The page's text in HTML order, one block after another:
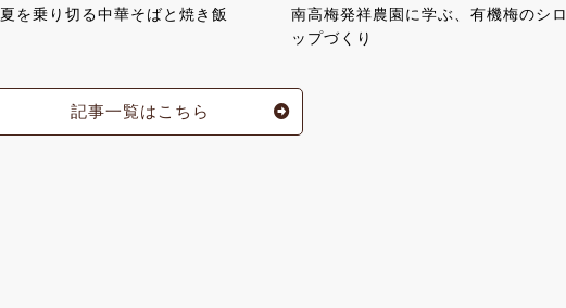
夏を乗り切る中華そばと焼き飯
南高梅発祥農園に学ぶ、有機梅のシロ
ップづくり
記事一覧はこちら